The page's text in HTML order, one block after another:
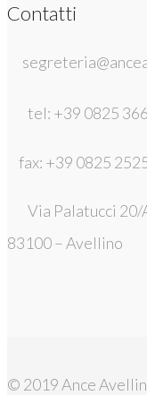
Contatti
tel: +39 0825
fax: +39 0825
Via Palatucci 20/
83100 – Avellino
© 2019 Ance